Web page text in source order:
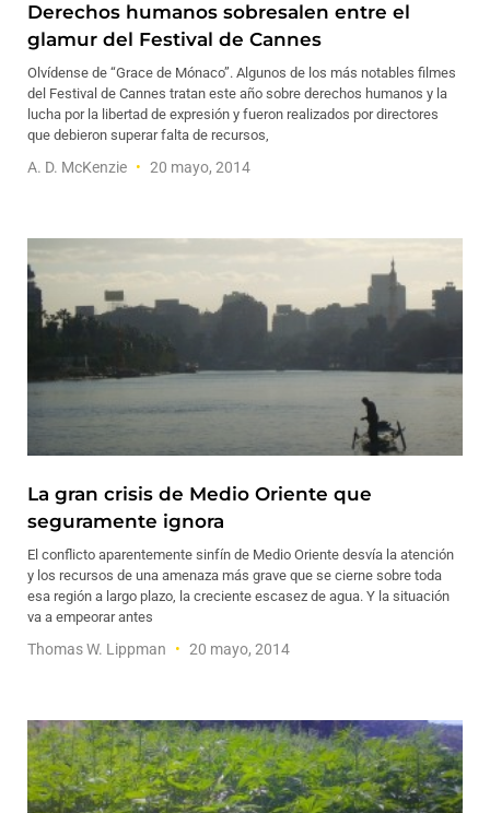
Derechos humanos sobresalen entre el
glamur del Festival de Cannes
Olvídense de “Grace de Mónaco”. Algunos de los más notables filmes
del Festival de Cannes tratan este año sobre derechos humanos y la
lucha por la libertad de expresión y fueron realizados por directores
que debieron superar falta de recursos,
A. D. McKenzie 20 mayo, 2014
La gran crisis de Medio Oriente que
seguramente ignora
El conflicto aparentemente sinfín de Medio Oriente desvía la atención
y los recursos de una amenaza más grave que se cierne sobre toda
esa región a largo plazo, la creciente escasez de agua. Y la situación
va a empeorar antes
Thomas W. Lippman 20 mayo, 2014